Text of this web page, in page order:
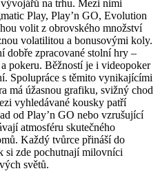
na trhu. Mezi nimi
Play, Play’n GO, Evolution
volit z obrovského množství
volatilitou a bonusovými koly.
dobře zpracované stolní hry –
pokeru. Běžností je i videopoker
Spolupráce s těmito vynikajícími
má úžasnou grafiku, svižný chod
vyhledávané kousky patří
od Play’n GO nebo vzrušující
atmosféru skutečného
Každý tvůrce přináší do
si zde pochutnají milovníci
světů.